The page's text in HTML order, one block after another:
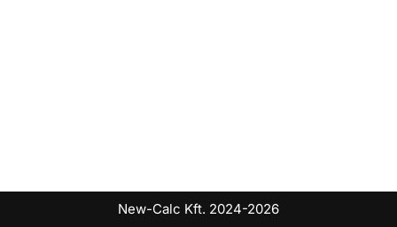
New-Calc Kft. 2024-2026